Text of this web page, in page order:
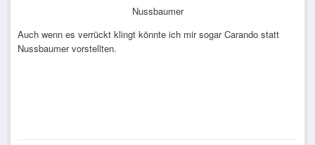
Nussbaumer
Auch wenn es verrückt klingt könnte ich mir sogar Carando statt
Nussbaumer vorstellten.